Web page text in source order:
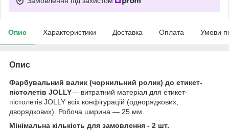
Опис Характеристики Доставка Оплата Умови
Опис
Фарбувальний валик (чорнильний ролик) до етикет-
пістолетів JOLLY— витратний матеріал для етикет-
пістолетів JOLLY всіх конфігурацій (однорядкових,
дворядкових). Робоча ширина — 25 мм.
Мінімальна кількість для замовлення - 2 шт.